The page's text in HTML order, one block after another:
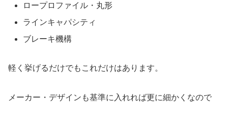
ロープロファイル・丸形
ラインキャパシティ
ブレーキ機構
軽く挙げるだけでもこれだけはあります。
メーカー・デザインも基準に入れれば更に細かくなので